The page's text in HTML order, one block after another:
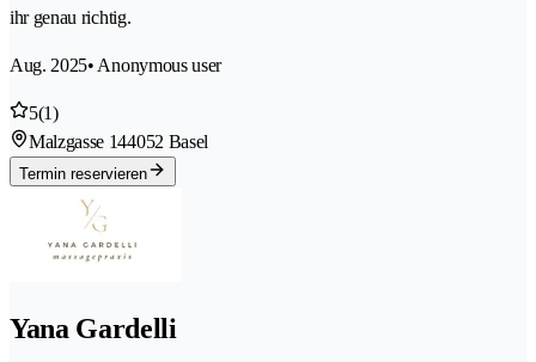
ihr genau richtig.
Aug. 2025• Anonymous user
5(1)
Malzgasse 144052 Basel
Termin reservieren
Yana Gardelli